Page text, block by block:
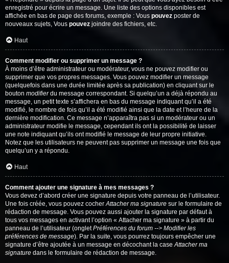
enregistré pour écrire un message. Une liste des options disponibles est
affichée en bas de page des forums, exemple : Vous pouvez poster de
nouveaux sujets, Vous pouvez joindre des fichiers, etc.
Haut
Comment modifier ou supprimer un message ?
À moins d’être administrateur ou modérateur, vous ne pouvez modifier ou
supprimer que vos propres messages. Vous pouvez modifier un message
(quelquefois dans une durée limitée après sa publication) en cliquant sur le
bouton modifierdu message correspondant. Si quelqu’un a déjà répondu au
message, un petit texte s’affichera en bas du message indiquant qu’il a été
modifié, le nombre de fois qu’il a été modifié ainsi que la date et l’heure de la
dernière modification. Ce message n’apparaîtra pas si un modérateur ou un
administrateur modifie le message, cependant ils ont la possibilité de laisser
une note indiquant qu’ils ont modifié le message de leur propre initiative.
Notez que les utilisateurs ne peuvent pas supprimer un message une fois que
quelqu’un y a répondu.
Haut
Comment ajouter une signature à mes messages ?
Vous devez d’abord créer une signature depuis votre panneau de l’utilisateur.
Une fois créée, vous pouvez cocherAttacher ma signature sur le formulaire de
rédaction de message. Vous pouvez aussi ajouter la signature par défaut à
tous vos messages en activant l’option « Attacher ma signature » à partir du
panneau de l’utilisateur (ongletPréférences du forum --> Modifier les
préférences de message). Par la suite, vous pourrez toujours empêcher une
signature d’être ajoutée à un message en décochant la caseAttacher ma
signature dans le formulaire de rédaction de message.